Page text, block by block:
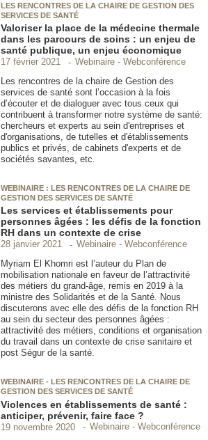
LES RENCONTRES DE LA CHAIRE DE GESTION DES
SERVICES DE SANTÉ
Valoriser la place de la médecine thermale
dans les parcours de soins : un enjeu de
santé publique, un enjeu économique
17 février 2021
Webinaire - Webconférence
Les rencontres de la chaire de Gestion des
services de santé sont l’occasion à la fois
d’écouter et de dialoguer avec tous ceux qui
contribuent à transformer notre système de santé:
chercheurs et experts au sein d'entreprises et
d'organisations, de tutelles et d'établissements
publics et privés, de cabinets d'experts et de
sociétés savantes, etc.
WEBINAIRE : LES RENCONTRES DE LA CHAIRE DE
GESTION DES SERVICES DE SANTÉ
Les services et établissements pour
personnes âgées : les défis de la fonction
RH dans un contexte de crise
28 janvier 2021
Webinaire - Webconférence
Myriam El Khomri est l’auteur du Plan de
mobilisation nationale en faveur de l’attractivité
des métiers du grand-âge, remis en 2019 à la
ministre des Solidarités et de la Santé. Nous
discuterons avec elle des défis de la fonction RH
au sein du secteur des personnes âgées :
attractivité des métiers, conditions et organisation
du travail dans un contexte de crise sanitaire et
post Ségur de la santé.
WEBINAIRE - LES RENCONTRES DE LA CHAIRE DE
GESTION DES SERVICES DE SANTÉ
Violences en établissements de santé :
anticiper, prévenir, faire face ?
19 novembre 2020
Webinaire - Webconférence